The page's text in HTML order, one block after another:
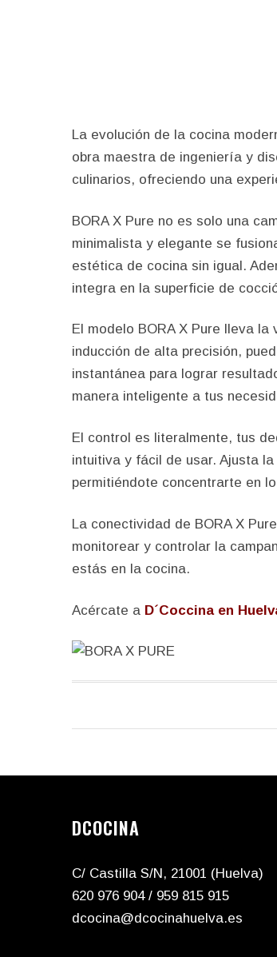
La evolución de la cocina
obra maestra de ingeniería y
culinarios, ofreciendo una
BORA X Pure no es solo una
minimalista y elegante se
estética de cocina sin igual.
integra en la superficie de
El modelo BORA X Pure lleva
inducción de alta precisión,
instantánea para lograr
manera inteligente a tus
El control es literalmente, tus
intuitiva y fácil de usar. Ajusta
permitiéndote concentrarte en
La conectividad de BORA X
monitorear y controlar la
estás en la cocina.
Acércate a D´Coccina en
DCOCINA
C/ Castilla S/N, 21001 (Huelva)
620 976 904/ 959 815 915
dcocina@dcocinahuelva.es